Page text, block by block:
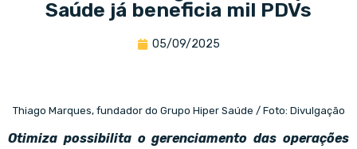
Saúde já beneficia mil PDVs
05/09/2025
Thiago Marques, fundador do Grupo Hiper Saúde / Foto: Divulgação
Otimiza possibilita o gerenciamento das operações